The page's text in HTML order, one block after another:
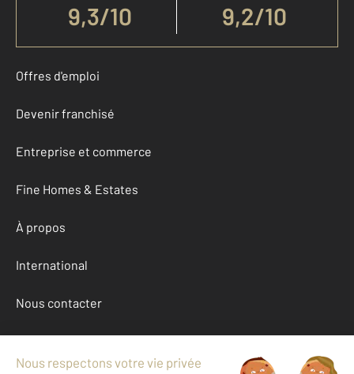
9,3/10 9,2/10
Offres d'emploi
Devenir franchisé
Entreprise et commerce
Fine Homes & Estates
À propos
International
Nous contacter